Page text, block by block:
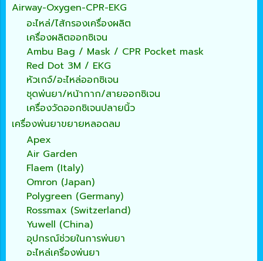
Airway-Oxygen-CPR-EKG
อะไหล่/ไส้กรองเครื่องผลิต
เครื่องผลิตออกซิเจน
Ambu Bag / Mask / CPR Pocket mask
Red Dot 3M / EKG
หัวเกจ์/อะไหล่ออกซิเจน
ชุดพ่นยา/หน้ากาก/สายออกซิเจน
เครื่องวัดออกซิเจนปลายนิ้ว
เครื่องพ่นยาขยายหลอดลม
Apex
Air Garden
Flaem (Italy)
Omron (Japan)
Polygreen (Germany)
Rossmax (Switzerland)
Yuwell (China)
อุปกรณ์ช่วยในการพ่นยา
อะไหล่เครื่องพ่นยา